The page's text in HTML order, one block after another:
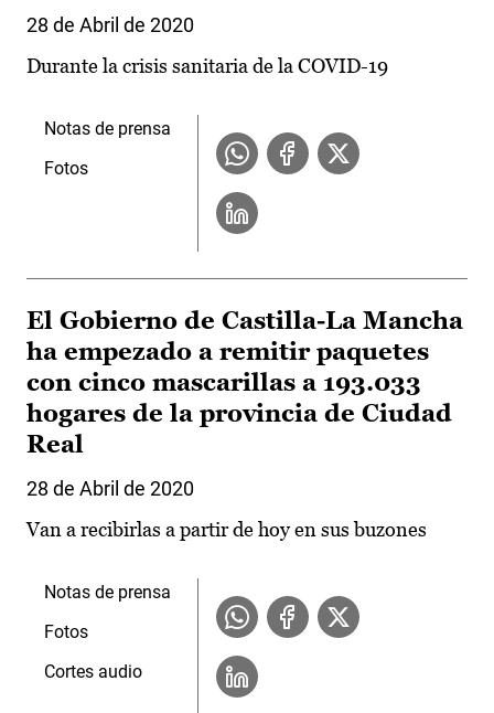
28 de Abril de 2020
Durante la crisis sanitaria de la COVID-19
Notas de prensa
Fotos
El Gobierno de Castilla-La Mancha
ha empezado a remitir paquetes
con cinco mascarillas a 193.033
hogares de la provincia de Ciudad
Real
28 de Abril de 2020
Van a recibirlas a partir de hoy en sus buzones
Notas de prensa
Fotos
Cortes audio